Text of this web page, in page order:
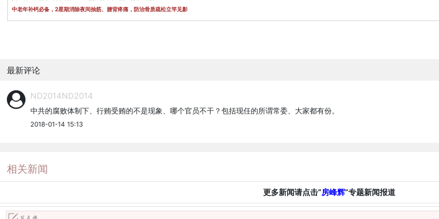
中老年补钙必备，2星期消除夜间抽筋、腰背疼痛，防治骨质疏松立竿见影
最新评论
ND2014ND2014
中共的腐败体制下、行贿受贿的不是现象、哪个官员不干？包括现任的所谓常委、大家都有份。
2018-01-14 15:13
相关新闻
更多新闻请点击“房峰辉”专题新闻报道